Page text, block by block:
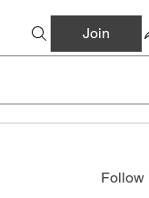
Join
Follow